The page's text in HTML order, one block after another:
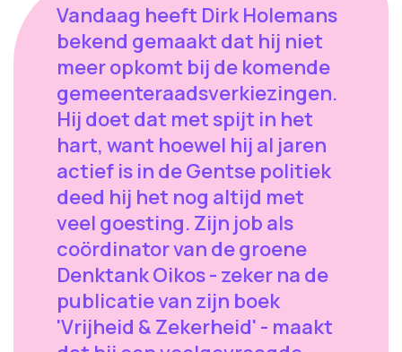
Vandaag heeft Dirk Holemans
bekend gemaakt dat hij niet
meer opkomt bij de komende
gemeenteraadsverkiezingen.
Hij doet dat met spijt in het
hart, want hoewel hij al jaren
actief is in de Gentse politiek
deed hij het nog altijd met
veel goesting. Zijn job als
coördinator van de groene
Denktank Oikos - zeker na de
publicatie van zijn boek
'Vrijheid & Zekerheid' - maakt